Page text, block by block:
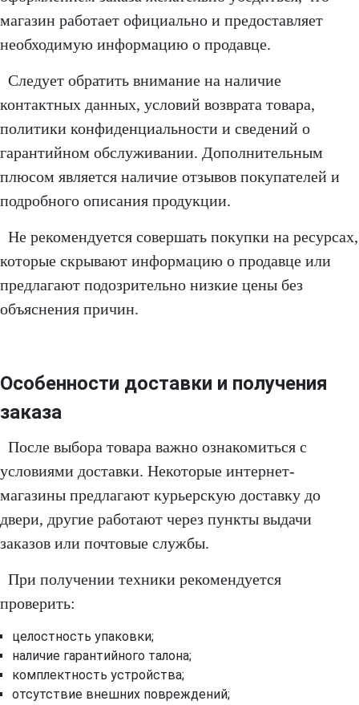
магазин работает официально и предоставляет
необходимую информацию о продавце.
Следует обратить внимание на наличие
контактных данных, условий возврата товара,
политики конфиденциальности и сведений о
гарантийном обслуживании. Дополнительным
плюсом является наличие отзывов покупателей и
подробного описания продукции.
Не рекомендуется совершать покупки на ресурсах,
которые скрывают информацию о продавце или
предлагают подозрительно низкие цены без
объяснения причин.
Особенности доставки и получения
заказа
После выбора товара важно ознакомиться с
условиями доставки. Некоторые интернет-
магазины предлагают курьерскую доставку до
двери, другие работают через пункты выдачи
заказов или почтовые службы.
При получении техники рекомендуется
проверить:
целостность упаковки;
наличие гарантийного талона;
комплектность устройства;
отсутствие внешних повреждений;